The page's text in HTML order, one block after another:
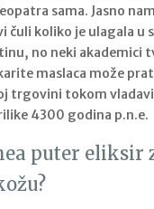
sama. Jasno
čuli koliko je ulagala u
no neki akademici
maslaca može
trgovini tokom
4300 godina p.n.e.
puter eliksir